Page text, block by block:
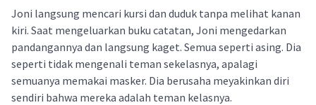
Joni langsung mencari kursi dan duduk tanpa melihat kanan
kiri. Saat mengeluarkan buku catatan, Joni mengedarkan
pandangannya dan langsung kaget. Semua seperti asing. Dia
seperti tidak mengenali teman sekelasnya, apalagi
semuanya memakai masker. Dia berusaha meyakinkan diri
sendiri bahwa mereka adalah teman kelasnya.